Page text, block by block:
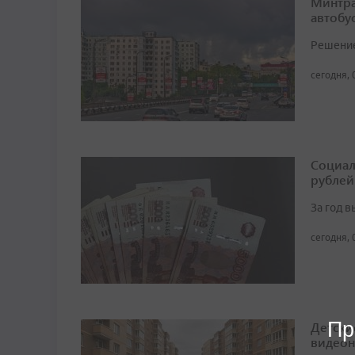
сегодня,
рублей
За год
сегодня,